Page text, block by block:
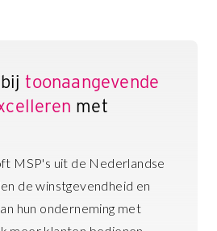
bijtoonaangevende
met
MSP's uit de Nederlandse
de winstgevendheid en
hun onderneming met